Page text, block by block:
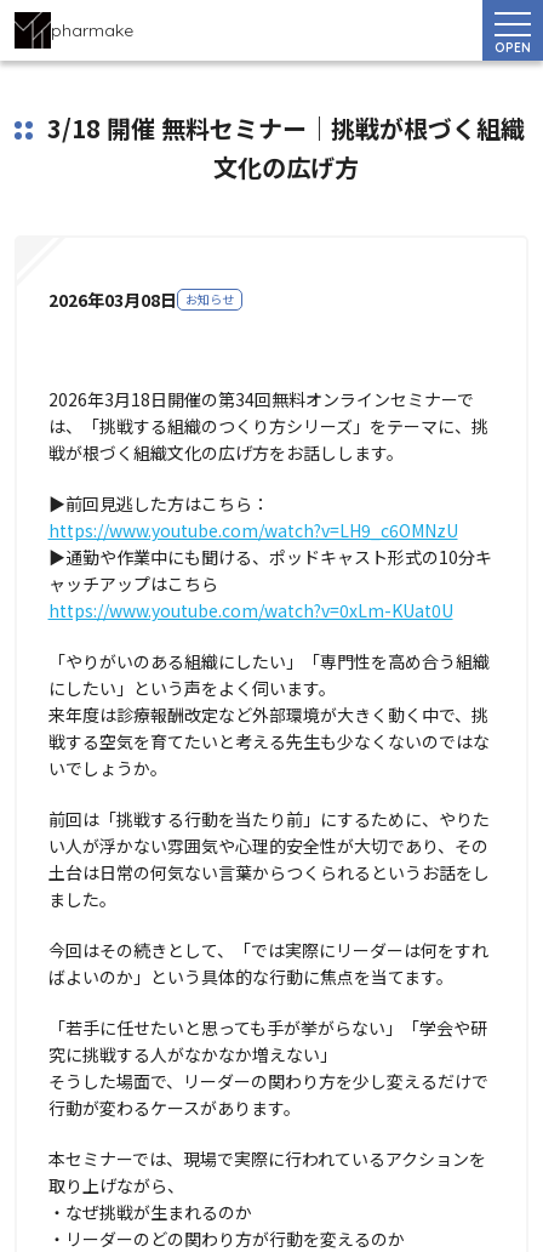
pharmake
OPEN
3/18 開催 無料セミナー｜挑戦が根づく組織
文化の広げ方
2026年03月08日 お知らせ
2026年3月18日開催の第34回無料オンラインセミナーで
は、「挑戦する組織のつくり方シリーズ」をテーマに、挑
戦が根づく組織文化の広げ方をお話しします。
▶前回見逃した方はこちら：
https://www.youtube.com/watch?v=LH9_c6OMNzU
▶通勤や作業中にも聞ける、ポッドキャスト形式の10分キ
ャッチアップはこちら
https://www.youtube.com/watch?v=0xLm-KUat0U
「やりがいのある組織にしたい」「専門性を高め合う組織
にしたい」という声をよく伺います。
来年度は診療報酬改定など外部環境が大きく動く中で、挑
戦する空気を育てたいと考える先生も少なくないのではな
いでしょうか。
前回は「挑戦する行動を当たり前」にするために、やりた
い人が浮かない雰囲気や心理的安全性が大切であり、その
土台は日常の何気ない言葉からつくられるというお話をし
ました。
今回はその続きとして、「では実際にリーダーは何をすれ
ばよいのか」という具体的な行動に焦点を当てます。
「若手に任せたいと思っても手が挙がらない」「学会や研
究に挑戦する人がなかなか増えない」
そうした場面で、リーダーの関わり方を少し変えるだけで
行動が変わるケースがあります。
本セミナーでは、現場で実際に行われているアクションを
取り上げながら、
・なぜ挑戦が生まれるのか
・リーダーのどの関わり方が行動を変えるのか